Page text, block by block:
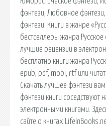
фэнтези, Любовное
фэнтези. Книги в жанре
бестселлеры жанра
лучшие рецензии в
бесплатно книги жанра
epub, pdf, mobi, rtf или
Скачать лучшее фэнтези
фэнтези книги соседствуют
электронными книгами.
сайте о книгах